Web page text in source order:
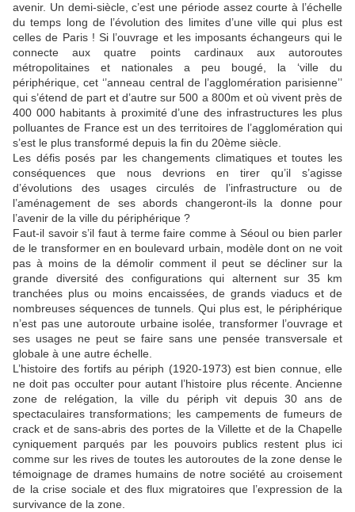
avenir. Un demi-siècle, c’est une période assez courte à l’échelle
du temps long de l’évolution des limites d’une ville qui plus est
celles de Paris ! Si l’ouvrage et les imposants échangeurs qui le
connecte aux quatre points cardinaux aux autoroutes
métropolitaines et nationales a peu bougé, la ‘ville du
périphérique, cet ‘’anneau central de l’agglomération parisienne’’
qui s’étend de part et d’autre sur 500 a 800m et où vivent près de
400 000 habitants à proximité d’une des infrastructures les plus
polluantes de France est un des territoires de l’agglomération qui
s’est le plus transformé depuis la fin du 20ème siècle.
Les défis posés par les changements climatiques et toutes les
conséquences que nous devrions en tirer qu’il s’agisse
d’évolutions des usages circulés de l’infrastructure ou de
l’aménagement de ses abords changeront-ils la donne pour
l’avenir de la ville du périphérique ?
Faut-il savoir s’il faut à terme faire comme à Séoul ou bien parler
de le transformer en en boulevard urbain, modèle dont on ne voit
pas à moins de la démolir comment il peut se décliner sur la
grande diversité des configurations qui alternent sur 35 km
tranchées plus ou moins encaissées, de grands viaducs et de
nombreuses séquences de tunnels. Qui plus est, le périphérique
n’est pas une autoroute urbaine isolée, transformer l’ouvrage et
ses usages ne peut se faire sans une pensée transversale et
globale à une autre échelle.
L’histoire des fortifs au périph (1920-1973) est bien connue, elle
ne doit pas occulter pour autant l’histoire plus récente. Ancienne
zone de relégation, la ville du périph vit depuis 30 ans de
spectaculaires transformations; les campements de fumeurs de
crack et de sans-abris des portes de la Villette et de la Chapelle
cyniquement parqués par les pouvoirs publics restent plus ici
comme sur les rives de toutes les autoroutes de la zone dense le
témoignage de drames humains de notre société au croisement
de la crise sociale et des flux migratoires que l’expression de la
survivance de la zone.